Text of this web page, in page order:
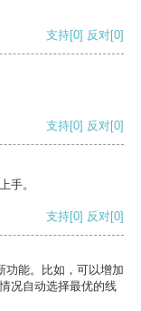
支持[0] 反对[0]
支持[0] 反对[0]
手。
支持[0] 反对[0]
功能。比如，可以增加
况自动选择最优的线